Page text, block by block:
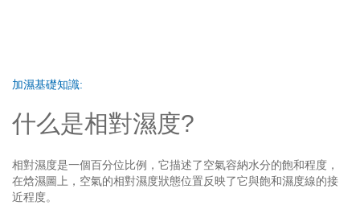
加濕基礎知識:
什么是相對濕度?
相對濕度是一個百分位比例，它描述了空氣容納水分的飽和程度，
在焓濕圖上，空氣的相對濕度狀態位置反映了它與飽和濕度線的接
近程度。